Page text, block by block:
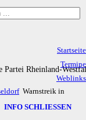
Partei Rheinland-
Startseite
Termine
Weblinks
Impressum & Datenschutz
Warnstreik in
INFO SCHLIESSEN